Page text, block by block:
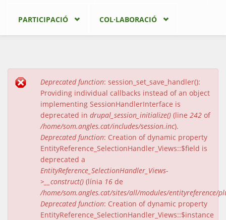
PARTICIPACIÓ COL·LABORACIÓ
Missatge d'error
Deprecated function: session_set_save_handler():
Providing individual callbacks instead of an object
implementing SessionHandlerInterface is
deprecated in drupal_session_initialize() (line 242 of
/home/som.angles.cat/includes/session.inc).
Deprecated function: Creation of dynamic property
EntityReference_SelectionHandler_Views::$field is
deprecated a
EntityReference_SelectionHandler_Views-
>__construct() (línia 16 de
/home/som.angles.cat/sites/all/modules/entityreference/
Deprecated function: Creation of dynamic property
EntityReference_SelectionHandler_Views::$instance